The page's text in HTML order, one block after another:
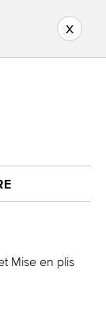
x
Mise en plis